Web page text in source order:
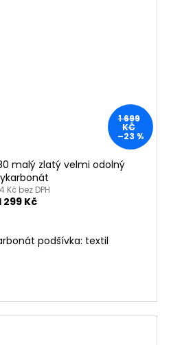
1 699
KČ
–23 %
malý zlatý velmi odolný
Kč bez DPH
299 Kč
podšívka: textil